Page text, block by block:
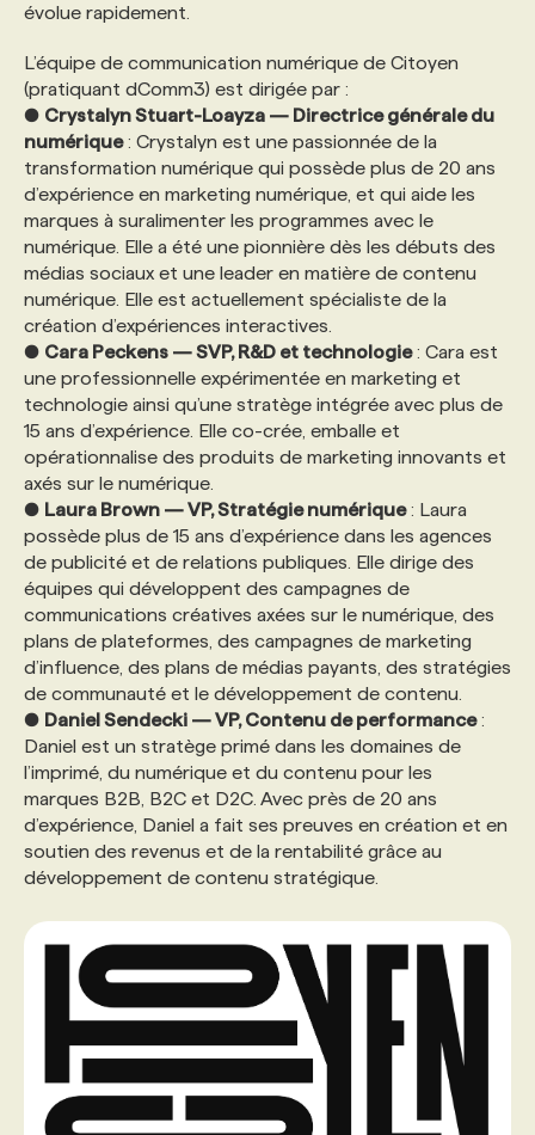
évolue rapidement.
L’équipe de communication numérique de Citoyen
(pratiquant dComm3) est dirigée par :
● Crystalyn Stuart-Loayza — Directrice générale du
numérique: Crystalyn est une passionnée de la
transformation numérique qui possède plus de 20 ans
d’expérience en marketing numérique, et qui aide les
marques à suralimenter les programmes avec le
numérique. Elle a été une pionnière dès les débuts des
médias sociaux et une leader en matière de contenu
numérique. Elle est actuellement spécialiste de la
création d’expériences interactives.
● Cara Peckens — SVP, R&D et technologie: Cara est
une professionnelle expérimentée en marketing et
technologie ainsi qu’une stratège intégrée avec plus de
15 ans d’expérience. Elle co-crée, emballe et
opérationnalise des produits de marketing innovants et
axés sur le numérique.
● Laura Brown — VP, Stratégie numérique: Laura
possède plus de 15 ans d’expérience dans les agences
de publicité et de relations publiques. Elle dirige des
équipes qui développent des campagnes de
communications créatives axées sur le numérique, des
plans de plateformes, des campagnes de marketing
d’influence, des plans de médias payants, des stratégies
de communauté et le développement de contenu.
● Daniel Sendecki — VP, Contenu de performance:
Daniel est un stratège primé dans les domaines de
l’imprimé, du numérique et du contenu pour les
marques B2B, B2C et D2C. Avec près de 20 ans
d’expérience, Daniel a fait ses preuves en création et en
soutien des revenus et de la rentabilité grâce au
développement de contenu stratégique.